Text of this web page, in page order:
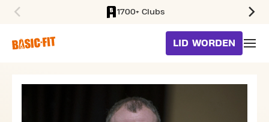
1700+ Clubs
LID WORDEN